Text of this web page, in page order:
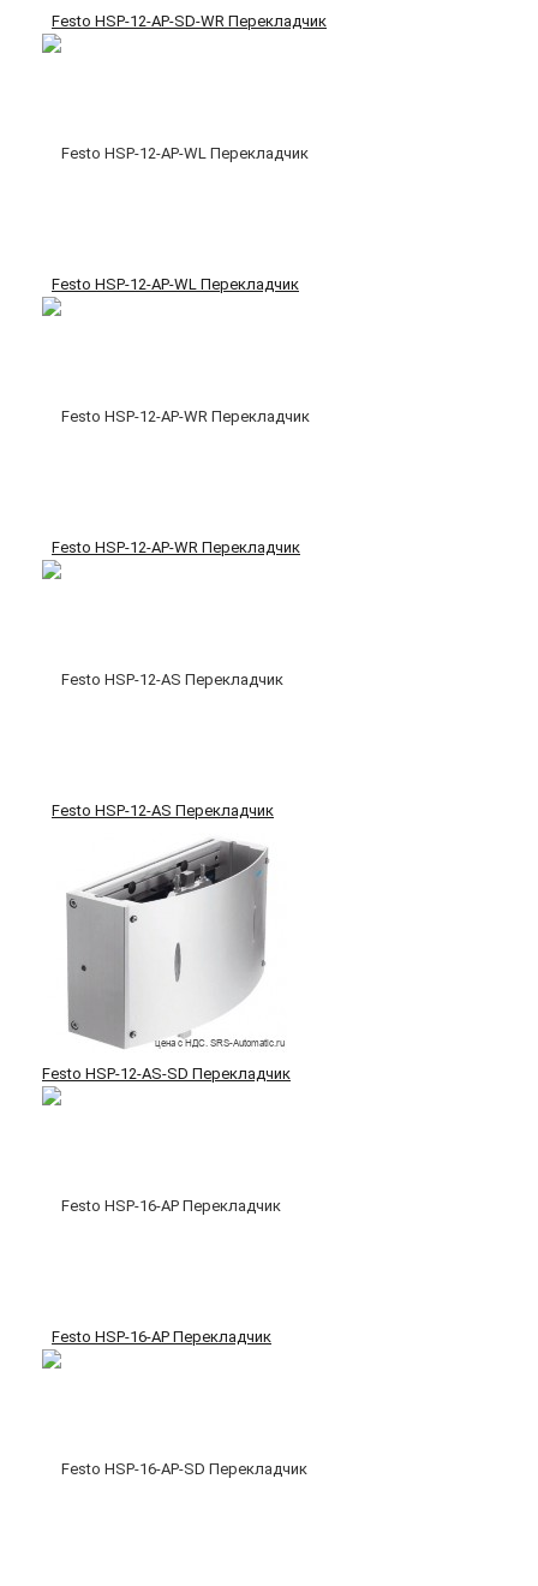
Festo HSP-12-AP-SD-WR Перекладчик
Festo HSP-12-AP-WL Перекладчик
Festo HSP-12-AP-WR Перекладчик
Festo HSP-12-AS Перекладчик
Festo HSP-12-AS-SD Перекладчик
Festo HSP-16-AP Перекладчик